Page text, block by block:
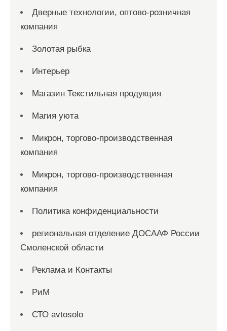
Дверные технологии, оптово-розничная
компания
Золотая рыбка
Интерьер
Магазин Текстильная продукция
Магия уюта
Микрон, торгово-производственная
компания
Микрон, торгово-производственная
компания
Политика конфиденциальности
региональная отделение ДОСААФ России
Смоленской области
Реклама и Контакты
РиМ
СТО avtosolo